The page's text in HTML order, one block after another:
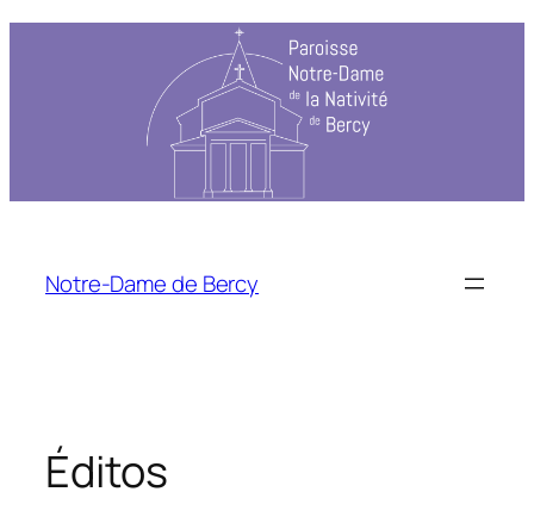
Notre-Dame de Bercy
Éditos